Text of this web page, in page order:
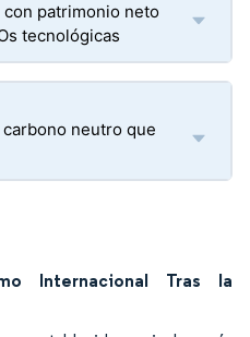
patrimonio neto
tecnológicas
neutro que
Internacional Tras la